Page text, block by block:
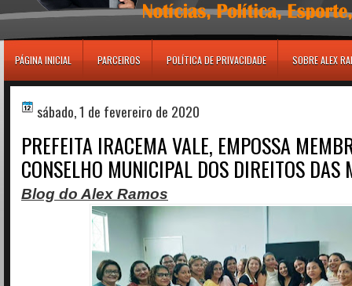
PÁGINA INICIAL PARCEIROS POLÍTICA DE PRIVACIDADE SOBRE ALEX
sábado, 1 de fevereiro de 2020
PREFEITA IRACEMA VALE, EMPOSSA
CONSELHO MUNICIPAL DOS DIREITOS DAS
Blog do Alex Ramos